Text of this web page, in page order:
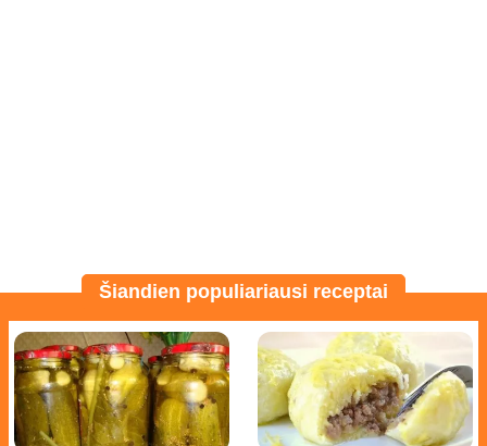
Šiandien populiariausi receptai